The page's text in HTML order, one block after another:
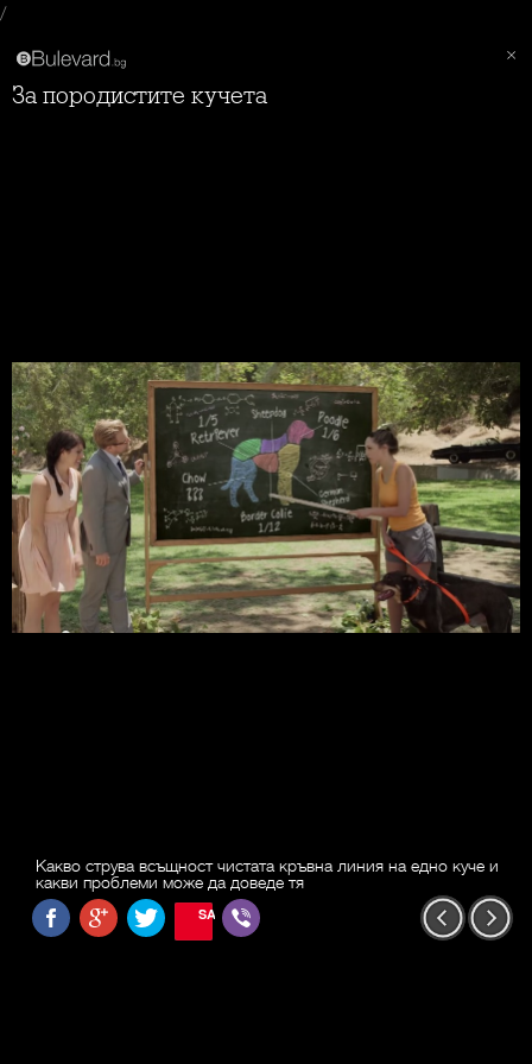
/
За породистите кучета
Какво струва всъщност чистата кръвна линия на едно куче и
какви проблеми може да доведе тя
SAVE